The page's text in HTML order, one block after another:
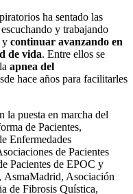
ha sentado las
y trabajando
y continuar avanzando en
de vida. Entre ellos se
apnea del
hace años para facilitarles
la puesta en marcha del
de Pacientes,
Enfermedades
de Pacientes
Pacientes de EPOC y
AsmaMadrid, Asociación
de Fibrosis Quística,